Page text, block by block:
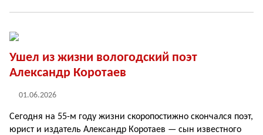
Ушел из жизни вологодский поэт
Александр Коротаев
01.06.2026
Сегодня на 55-м году жизни скоропостижно скончался поэт,
юрист и издатель Александр Коротаев — сын известного